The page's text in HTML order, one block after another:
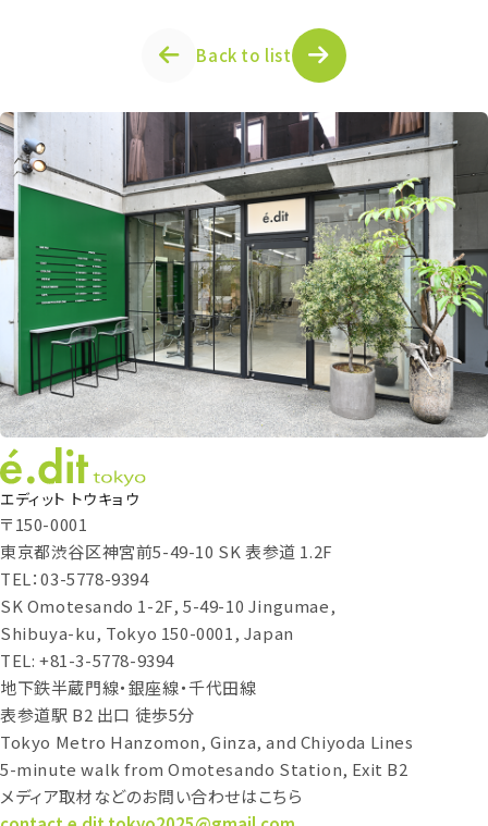
Back to list
エディット トウキョウ
〒150-0001
東京都渋谷区神宮前5-49-10 SK 表参道 1.2F
TEL：03-5778-9394
SK Omotesando 1-2F, 5-49-10 Jingumae,
Shibuya-ku, Tokyo 150-0001, Japan
TEL: +81-3-5778-9394
地下鉄半蔵門線・銀座線・千代田線
表参道駅 B2 出口 徒歩5分
Tokyo Metro Hanzomon, Ginza, and Chiyoda Lines
5-minute walk from Omotesando Station, Exit B2
メディア取材などのお問い合わせはこちら